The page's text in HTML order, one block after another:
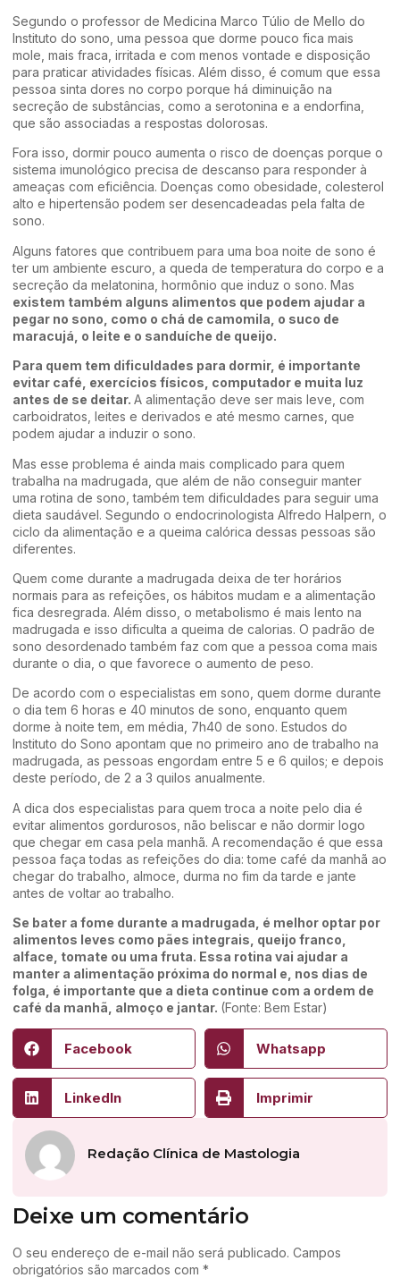
Segundo o professor de Medicina Marco Túlio de Mello do
Instituto do sono, uma pessoa que dorme pouco fica mais
mole, mais fraca, irritada e com menos vontade e disposição
para praticar atividades físicas. Além disso, é comum que essa
pessoa sinta dores no corpo porque há diminuição na
secreção de substâncias, como a serotonina e a endorfina,
que são associadas a respostas dolorosas.
Fora isso, dormir pouco aumenta o risco de doenças porque o
sistema imunológico precisa de descanso para responder à
ameaças com eficiência. Doenças como obesidade, colesterol
alto e hipertensão podem ser desencadeadas pela falta de
sono.
Alguns fatores que contribuem para uma boa noite de sono é
ter um ambiente escuro, a queda de temperatura do corpo e a
secreção da melatonina, hormônio que induz o sono. Mas
existem também alguns alimentos que podem ajudar a
pegar no sono, como o chá de camomila, o suco de
maracujá, o leite e o sanduíche de queijo.
Para quem tem dificuldades para dormir, é importante
evitar café, exercícios físicos, computador e muita luz
antes de se deitar. A alimentação deve ser mais leve, com
carboidratos, leites e derivados e até mesmo carnes, que
podem ajudar a induzir o sono.
Mas esse problema é ainda mais complicado para quem
trabalha na madrugada, que além de não conseguir manter
uma rotina de sono, também tem dificuldades para seguir uma
dieta saudável. Segundo o endocrinologista Alfredo Halpern, o
ciclo da alimentação e a queima calórica dessas pessoas são
diferentes.
Quem come durante a madrugada deixa de ter horários
normais para as refeições, os hábitos mudam e a alimentação
fica desregrada. Além disso, o metabolismo é mais lento na
madrugada e isso dificulta a queima de calorias. O padrão de
sono desordenado também faz com que a pessoa coma mais
durante o dia, o que favorece o aumento de peso.
De acordo com o especialistas em sono, quem dorme durante
o dia tem 6 horas e 40 minutos de sono, enquanto quem
dorme à noite tem, em média, 7h40 de sono. Estudos do
Instituto do Sono apontam que no primeiro ano de trabalho na
madrugada, as pessoas engordam entre 5 e 6 quilos; e depois
deste período, de 2 a 3 quilos anualmente.
A dica dos especialistas para quem troca a noite pelo dia é
evitar alimentos gordurosos, não beliscar e não dormir logo
que chegar em casa pela manhã. A recomendação é que essa
pessoa faça todas as refeições do dia: tome café da manhã ao
chegar do trabalho, almoce, durma no fim da tarde e jante
antes de voltar ao trabalho.
Se bater a fome durante a madrugada, é melhor optar por
alimentos leves como pães integrais, queijo franco,
alface, tomate ou uma fruta. Essa rotina vai ajudar a
manter a alimentação próxima do normal e, nos dias de
folga, é importante que a dieta continue com a ordem de
café da manhã, almoço e jantar. (Fonte: Bem Estar)
Facebook Whatsapp
LinkedIn Imprimir
Redação Clínica de Mastologia
Deixe um comentário
O seu endereço de e-mail não será publicado. Campos
obrigatórios são marcados com *